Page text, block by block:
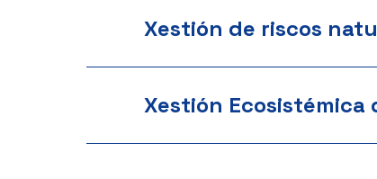
Xestión de riscos
Xestión Ecosistémica